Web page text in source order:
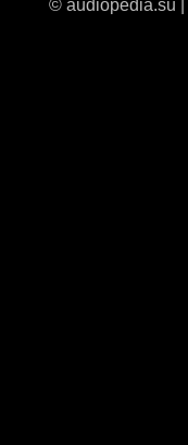
© audiopedia.su |